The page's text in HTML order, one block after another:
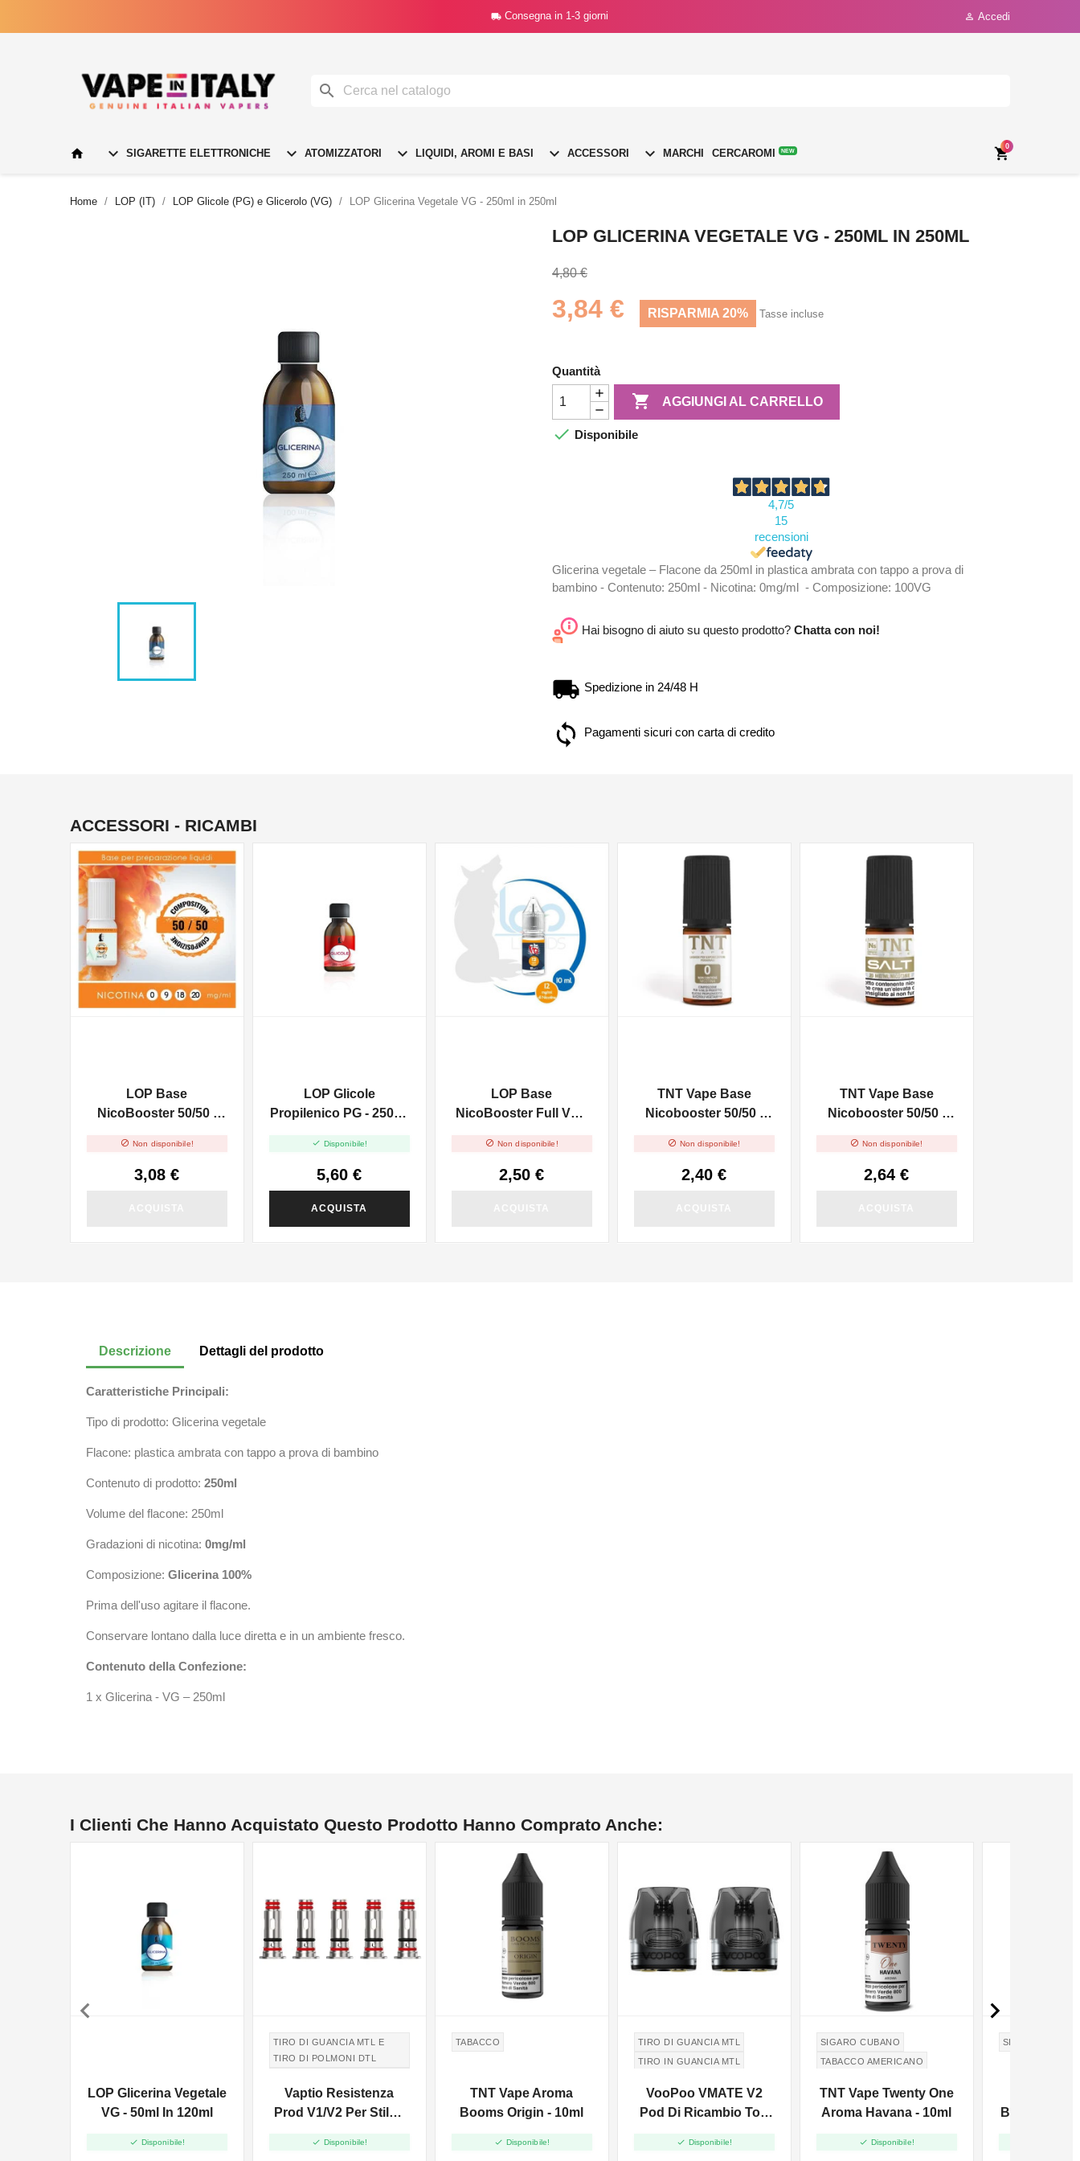
 Consegna in 1-3 giorni  Accedi

  SIGARETTE ELETTRONICHE  ATOMIZZATORI  LIQUIDI, AROMI E BASI  ACCESSORI  MARCHI CERCAROMI NEW 
0
Home LOP (IT) LOP Glicole (PG) e Glicerolo (VG) LOP Glicerina Vegetale VG - 250ml in 250ml
LOP GLICERINA VEGETALE VG - 250ML IN 250ML
4,80 €
3,84 € RISPARMIA 20% Tasse incluse
Quantità
 AGGIUNGI AL CARRELLO
 Disponibile
4,7/5
15
recensioni
Glicerina vegetale – Flacone da 250ml in plastica ambrata con tappo a prova di
bambino - Contenuto: 250ml - Nicotina: 0mg/ml - Composizione: 100VG
Hai bisogno di aiuto su questo prodotto? Chatta con noi!
Spedizione in 24/48 H
Pagamenti sicuri con carta di credito
ACCESSORI - RICAMBI
LOP Base
NicoBooster 50/50 -
 Non disponibile!
3,08 €
LOP Glicole
Propilenico PG - 250ml
 Disponibile!
5,60 €
ACQUISTA
LOP Base
NicoBooster Full VG -
 Non disponibile!
2,50 €
NON DISPONIBILE
TNT Vape Base
Nicobooster 50/50 -
 Non disponibile!
2,40 €
TNT Vape Base
Nicobooster 50/50 -
Nicotina - 10ml
 Non disponibile!
2,64 €
NON DISPONIBILE
Descrizione Dettagli del prodotto
Caratteristiche Principali:
Tipo di prodotto: Glicerina vegetale
Flacone: plastica ambrata con tappo a prova di bambino
Contenuto di prodotto: 250ml
Volume del flacone: 250ml
Gradazioni di nicotina: 0mg/ml
Composizione: Glicerina 100%
Prima dell'uso agitare il flacone.
Conservare lontano dalla luce diretta e in un ambiente fresco.
Contenuto della Confezione:
1 x Glicerina - VG – 250ml
I Clienti Che Hanno Acquistato Questo Prodotto Hanno Comprato Anche:
LOP Glicerina Vegetale
VG - 50ml In 120ml
 Disponibile!
TIRO DI GUANCIA MTL E
TIRO DI POLMONI DTL
TIRO DI POLMONI DTL
Vaptio Resistenza
Prod V1/V2 Per Stilo -
 Disponibile!
TABACCO
TNT Vape Aroma
Booms Origin - 10ml
 Disponibile!
TIRO DI GUANCIA MTL
TIRO IN GUANCIA MTL
VooPoo VMATE V2
Pod Di Ricambio Top
 Disponibile!
SIGARO CUBANO
TABACCO AMERICANO
TNT Vape Twenty One
Aroma Havana - 10ml
 Disponibile!
SIGARO
Booms
 